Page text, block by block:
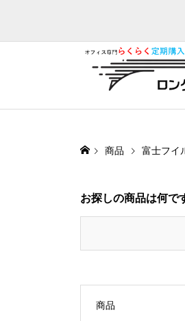
商品 富士フイ
お探しの商品は何で
商品